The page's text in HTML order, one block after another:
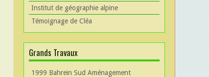
Institut de géographie alpine
Témoignage de Cléa
Grands Travaux
1999 Bahrein Sud Aménagement